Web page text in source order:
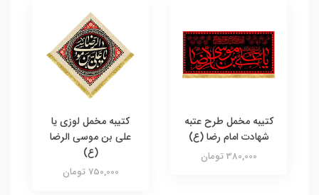
کتیبه مخمل طرح عتبه
شهادت امام رضا (ع)‌
380,000 تومان
کتیبه مخمل لوزی یا
علی بن موسی الرضا
(ع)
750,000 تومان